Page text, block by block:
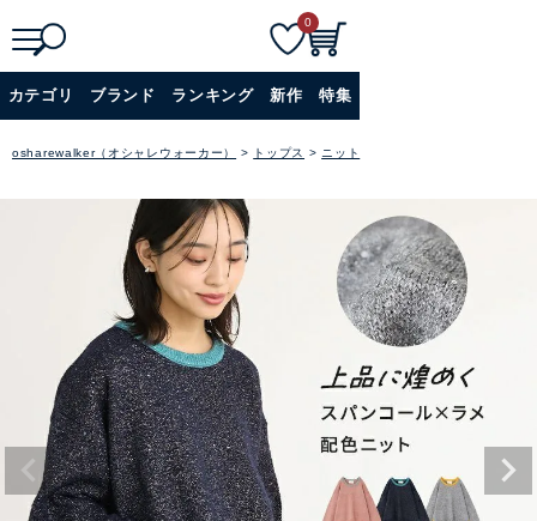
詳細検索
0
カテゴリ ブランド ランキング 新作 特集
osharewalker（オシャレウォーカー） トップス ニット